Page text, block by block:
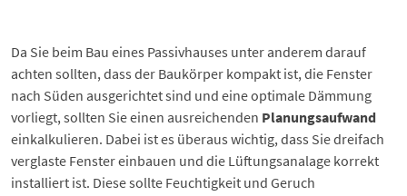
Da Sie beim Bau eines Passivhauses unter anderem darauf
achten sollten, dass der Baukörper kompakt ist, die Fenster
nach Süden ausgerichtet sind und eine optimale Dämmung
vorliegt, sollten Sie einen ausreichenden Planungsaufwand
einkalkulieren. Dabei ist es überaus wichtig, dass Sie dreifach
verglaste Fenster einbauen und die Lüftungsanalage korrekt
installiert ist. Diese sollte Feuchtigkeit und Geruch